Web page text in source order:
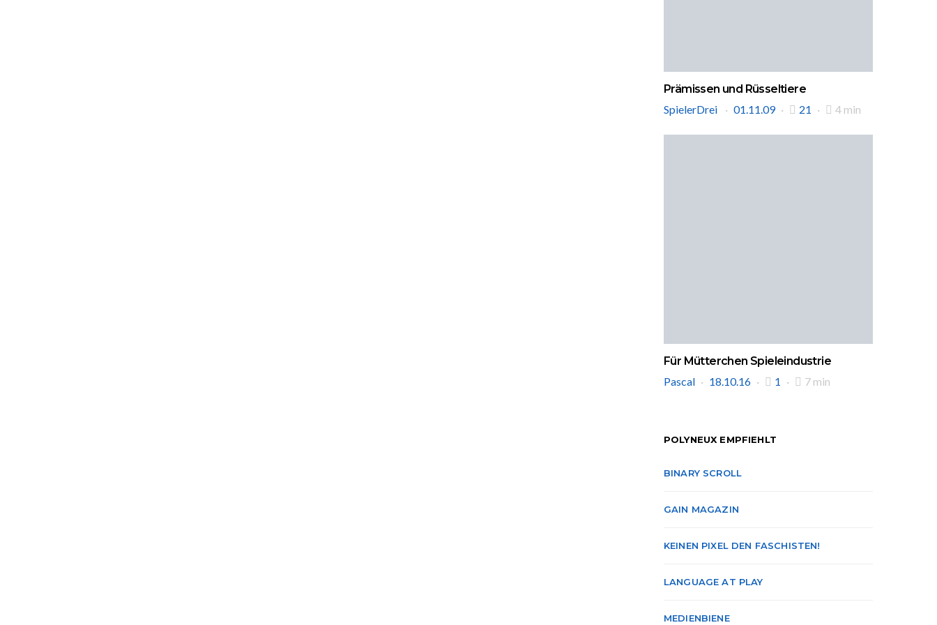
Prämissen und Rüsseltiere
SpielerDrei
01.11.09 21 4 min
Für Mütterchen Spieleindustrie
Pascal
18.10.16 1 7 min
POLYNEUX EMPFIEHLT
BINARY SCROLL
GAIN MAGAZIN
KEINEN PIXEL DEN FASCHISTEN!
LANGUAGE AT PLAY
MEDIENBIENE